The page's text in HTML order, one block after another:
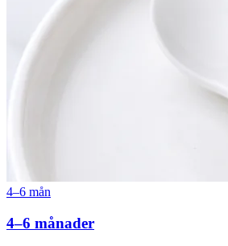
4–6 mån
4–6 månader